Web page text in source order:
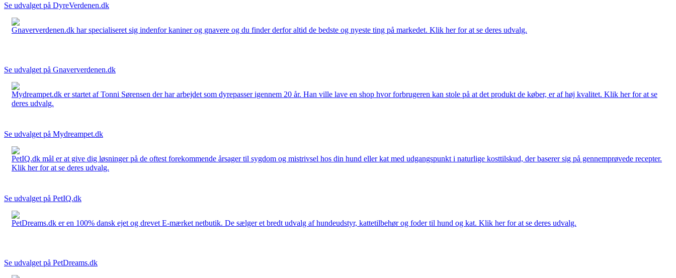
Se udvalget på DyreVerdenen.dk
Gnaververdenen.dk har specialiseret sig indenfor kaniner og gnavere og du finder derfor altid de bedste og nyeste ting på markedet. Klik her for at se deres udvalg.
Se udvalget på Gnaververdenen.dk
Mydreampet.dk er startet af Tonni Sørensen der har arbejdet som dyrepasser igennem 20 år. Han ville lave en shop hvor forbrugeren kan stole på at det produkt de køber, er af høj kvalitet. Klik her for at se
deres udvalg.
Se udvalget på Mydreampet.dk
PetIQ.dk mål er at give dig løsninger på de oftest forekommende årsager til sygdom og mistrivsel hos din hund eller kat med udgangspunkt i naturlige kosttilskud, der baserer sig på gennemprøvede recepter.
Klik her for at se deres udvalg.
Se udvalget på PetIQ.dk
PetDreams.dk er en 100% dansk ejet og drevet E-mærket netbutik. De sælger et bredt udvalg af hundeudstyr, kattetilbehør og foder til hund og kat. Klik her for at se deres udvalg.
Se udvalget på PetDreams.dk